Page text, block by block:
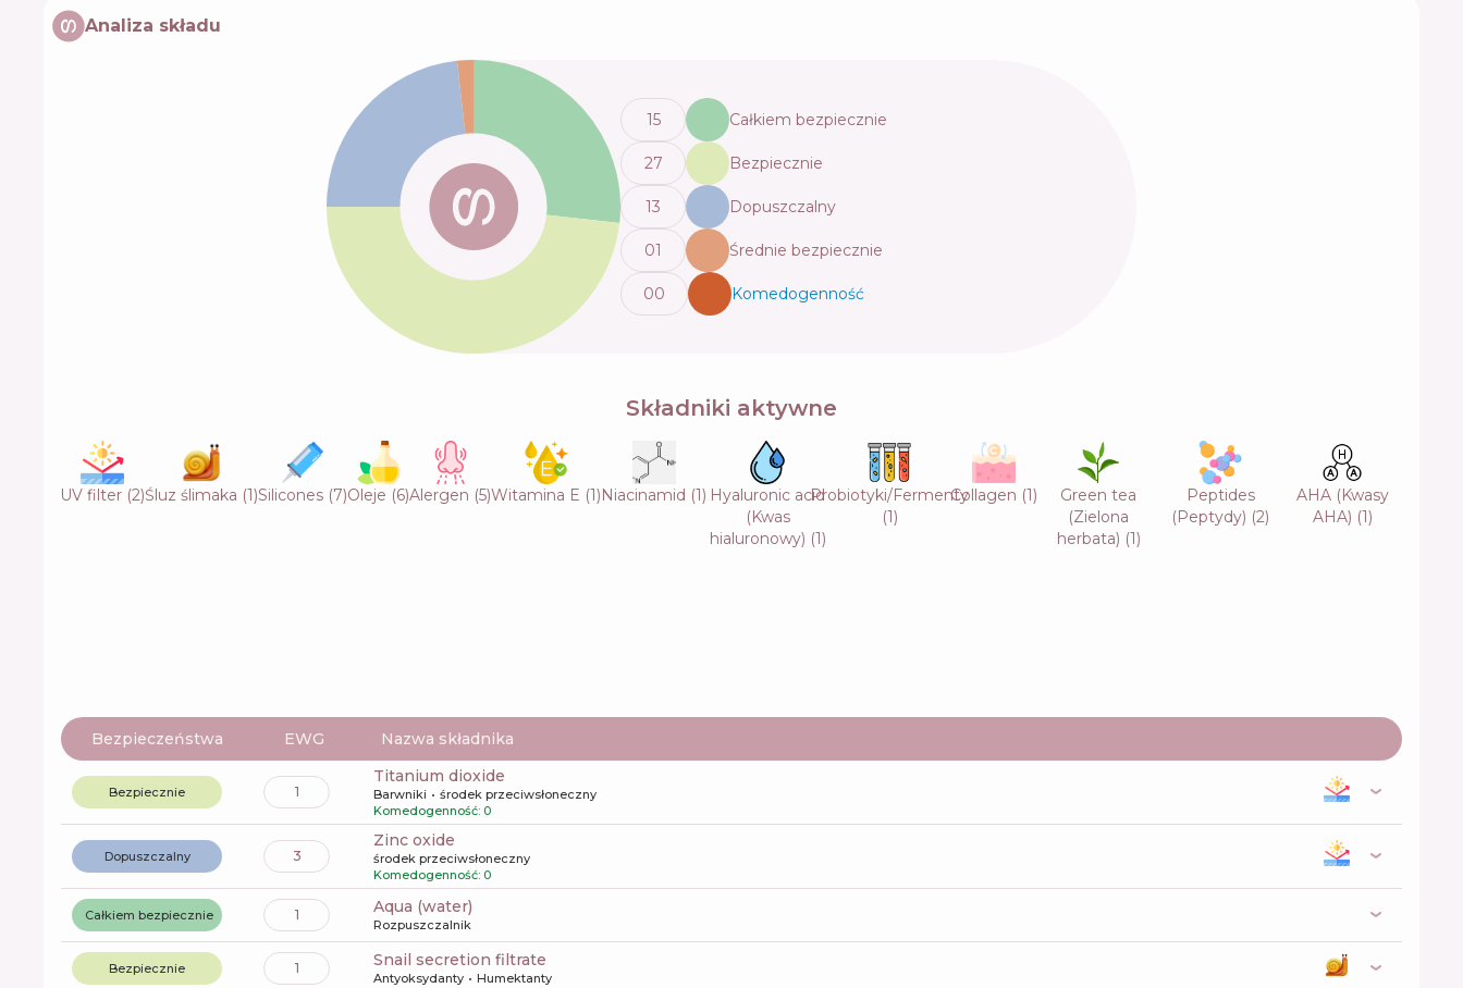
Analiza składu
15 Całkiem bezpiecznie
27 Bezpiecznie
13 Dopuszczalny
01 Średnie bezpiecznie
00 Komedogenność
Składniki aktywne
UV filter (2)Śluz ślimaka (1)Silicones (7)Oleje (6)Alergen (5)Witamina E (1)Niacinamid (1) Hyaluronic acid
(Kwas
hialuronowy) (1)
Probiotyki/Fermenty
(1)
Collagen (1)
Green tea
(Zielona
herbata) (1)
Peptides
(Peptydy) (2)
AHA (Kwasy
AHA) (1)
Bezpieczeństwa EWG Nazwa składnika
Bezpiecznie 1
titanium dioxide
Barwniki
środek przeciwsłoneczny
Komedogenność: 0
Dopuszczalny 3
zinc oxide
środek przeciwsłoneczny
Komedogenność: 0
Całkiem bezpiecznie 1 aqua (water)
Rozpuszczalnik
Bezpiecznie 1 snail secretion filtrate
Antyoksydanty Humektanty